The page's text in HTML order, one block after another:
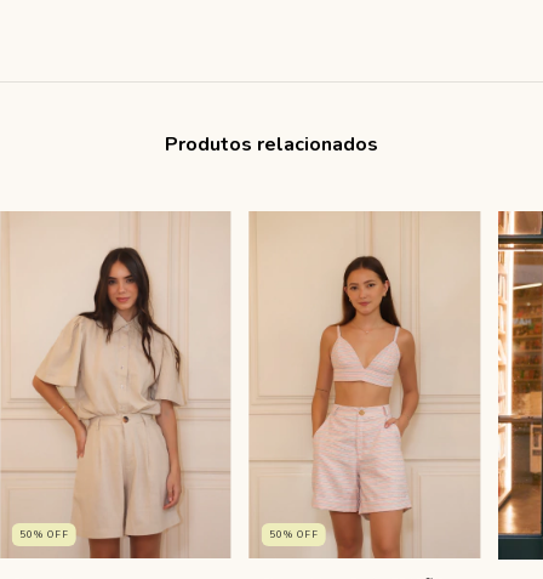
Produtos relacionados
50% OFF 50% OFF